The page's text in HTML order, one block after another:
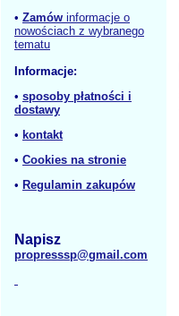
• Zamów informacje o
nowościach z wybranego
tematu
Informacje:
• sposoby płatności i
dostawy
• kontakt
• Cookies na stronie
• Regulamin zakupów
Napisz
propresssp@gmail.com